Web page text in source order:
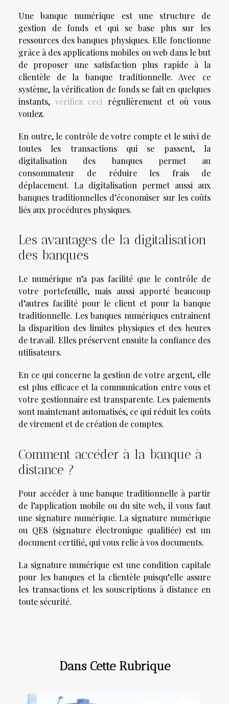
Une banque numérique est une structure de
gestion de fonds et qui se base plus sur les
ressources des banques physiques. Elle fonctionne
grâce à des applications mobiles ou web dans le but
de proposer une satisfaction plus rapide à la
clientèle de la banque traditionnelle. Avec ce
système, la vérification de fonds se fait en quelques
instants,vérifiez ceci régulièrement et où vous
voulez.
En outre, le contrôle de votre compte et le suivi de
toutes les transactions qui se passent, la
digitalisation des banques permet au
consommateur de réduire les frais de
déplacement. La digitalisation permet aussi aux
banques traditionnelles d’économiser sur les coûts
liés aux procédures physiques.
Les avantages de la digitalisation
des banques
Le numérique n’a pas facilité que le contrôle de
votre portefeuille, mais aussi apporté beaucoup
d’autres facilité pour le client et pour la banque
traditionnelle. Les banques numériques entrainent
la disparition des limites physiques et des heures
de travail. Elles préservent ensuite la confiance des
utilisateurs.
En ce qui concerne la gestion de votre argent, elle
est plus efficace et la communication entre vous et
votre gestionnaire est transparente. Les paiements
sont maintenant automatisés, ce qui réduit les coûts
de virement et de création de comptes.
Comment accéder à la banque à
distance ?
Pour accéder à une banque traditionnelle à partir
de l’application mobile ou du site web, il vous faut
une signature numérique. La signature numérique
ou QES (signature électronique qualifiée) est un
document certifié, qui vous relie à vos documents.
La signature numérique est une condition capitale
pour les banques et la clientèle puisqu’elle assure
les transactions et les souscriptions à distance en
toute sécurité.
Dans Cette Rubrique